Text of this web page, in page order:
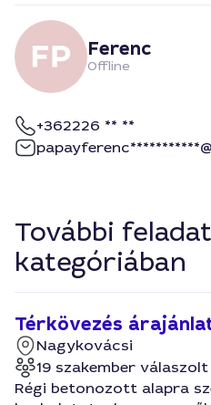
Ferenc
Offline
+362226 ** **
További
kategóriában
Térkövezés
Nagykovácsi
19 szakember válaszolt
Régi betonozott alapra